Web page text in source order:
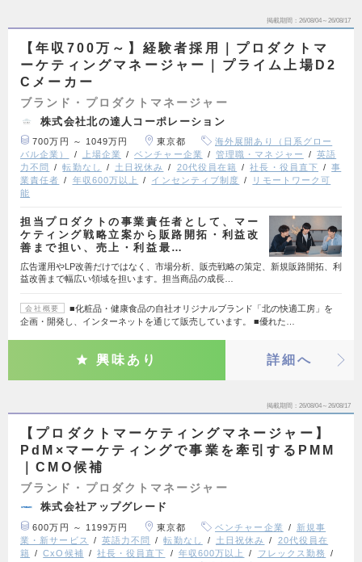
掲載期間 26/08/04～26/08/17
【年収700万～】経験者採用｜プロダクトマ
ーケティングマネージャー｜プライム上場D2
Cメーカー
ブランド・プロダクトマネージャー
株式会社北の達人コーポレーション
700万円 ～ 1049万円 東京都
海外展開あり（日系グロー
バル企業）
上場企業 ベンチャー企業 管理職・マネジャー
英語
力不問
転勤なし 土日祝休み 20代役員在籍 社長・役員直下
事
業責任者
年収600万以上 インセンティブ制度
リモートワーク可
能
担当プロダクトの事業責任者として、マー
ケティング戦略立案から販路開拓・利益改
善まで担い、売上・利益最…
広告運用やLP改善だけではなく、市場分析、販売戦略の策定、新規販路開拓、利
益改善まで幅広い領域を担います。担当商品の成長…
会社概要
■化粧品・健康食品の自社オリジナルブランド「北の快適工房」を
企画・開発し、インターネットを通じて販売しています。 ■優れた…
興味あり 詳細へ
掲載期間 26/08/04～26/08/17
【プロダクトマーケティングマネージャー】
PdM×マーケティングで事業を牽引するPMM
｜CMO候補
ブランド・プロダクトマネージャー
株式会社アップグレード
600万円 ～ 1199万円 東京都 ベンチャー企業
新規事
業・新サービス
英語力不問 転勤なし 土日祝休み
20代役員在
籍
CxO候補 社長・役員直下 年収600万以上
フレックス勤務